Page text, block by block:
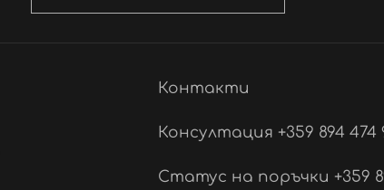
Контакти
Консултация +359 894 474
Статус на поръчки +359